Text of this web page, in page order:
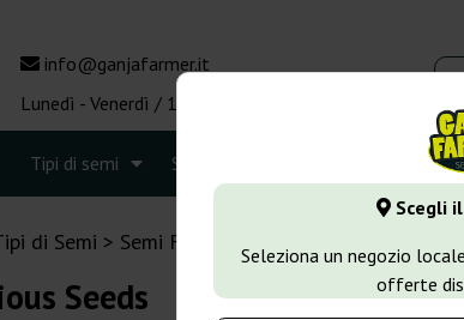
Scegli
Seleziona un negozio
offerte
info@ganjafarmer.it
Lunedì - Venerdì / 10:00 - 16:00
Tipi di semi Seedbank Tipi di marijuana
di Semi Semi Femminizzati di Cannabis
Seeds